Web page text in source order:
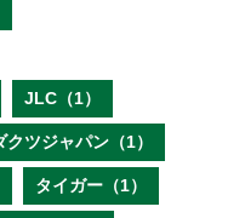
JLC（1）
ツジャパン（1）
タイガー（1）